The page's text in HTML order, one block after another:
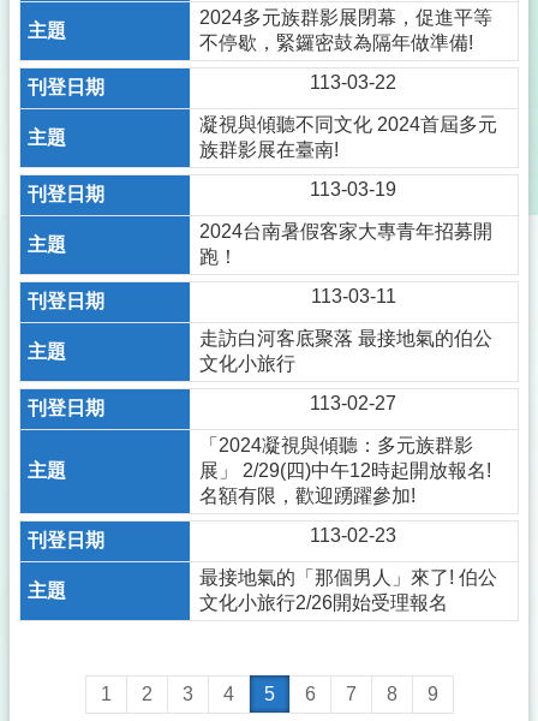
2024多元族群影展閉幕，促進平等
不停歇，緊鑼密鼓為隔年做準備!
113-03-22
凝視與傾聽不同文化 2024首屆多元
族群影展在臺南!
113-03-19
2024台南暑假客家大專青年招募開
跑！
113-03-11
走訪白河客底聚落 最接地氣的伯公
文化小旅行
113-02-27
「2024凝視與傾聽：多元族群影
展」 2/29(四)中午12時起開放報名!
名額有限，歡迎踴躍參加!
113-02-23
最接地氣的「那個男人」來了! 伯公
文化小旅行2/26開始受理報名
1 2 3 4 5 6 7 8 9